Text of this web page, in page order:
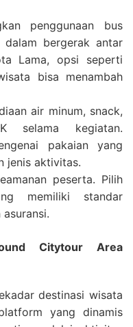
penggunaan bus
dalam bergerak antar
Lama, opsi seperti
bisa menambah
air minum, snack,
selama kegiatan.
pakaian yang
jenis aktivitas.
peserta. Pilih
memiliki standar
Citytour Area
destinasi wisata
yang dinamis